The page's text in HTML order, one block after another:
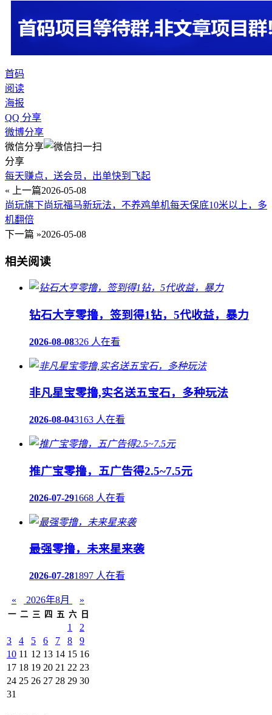
首码
阅读
海报
QQ 分享
微博分享
微信分享
分享
每天赚点，送会员，出单快到飞起
« 上一篇2026-05-08
尚玩旗下尚玩福马新玩法，不养鸡单机每天保底10米以上，多
机翻倍
下一篇 »2026-05-08
相关阅读
钻石大亨零撸，签到得1钻，5代收益，暴力
2026-08-08326 人在看
非凡星宝零撸,实名送五宝石，多种玩法
2026-08-043163 人在看
推广宝零撸，五广告得2.5~7.5元
2026-07-291668 人在看
最强零撸，未来星来袭
2026-07-281897 人在看
« 2026年8月 »
一 二 三 四 五 六 日
1
2
3
4 5 6 7 8
9
10 11 12 13 14 15 16
17 18 19 20 21 22 23
24 25 26 27 28 29 30
31